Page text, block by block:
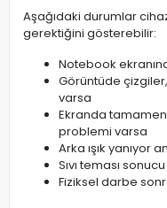
Aşağıdaki durumlar
gerektiğini gösterebilir:
Notebook
Görüntüde
varsa
Ekranda
problemi varsa
Arka ışık yanıyor
Sıvı teması
Fiziksel darbe